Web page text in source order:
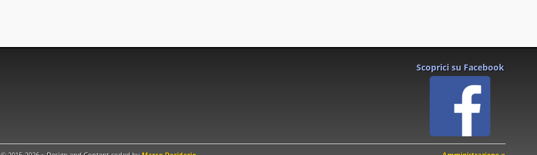
Scoprici su Facebook